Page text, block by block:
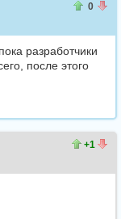
0
разработчики
после этого
+1